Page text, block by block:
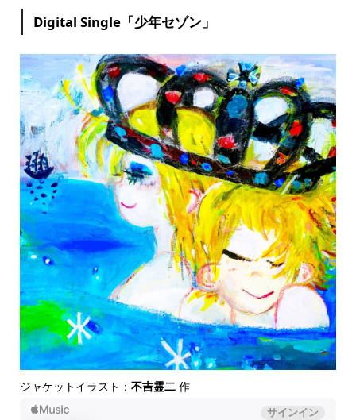
Digital Single「少年セゾン」
ジャケットイラスト： 不吉霊二作